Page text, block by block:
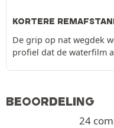
KORTERE
De grip op nat wegdek
profiel dat de waterfilm
BEOORDELING
24